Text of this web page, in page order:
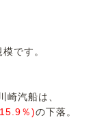
です。
崎汽船は、
％)の下落。